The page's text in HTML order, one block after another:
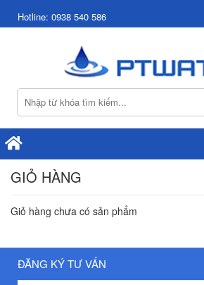
Hotline: 0938 540 586
GIỎ HÀNG
Giỏ hàng chưa có sản phẩm
ĐĂNG KÝ TƯ VẤN